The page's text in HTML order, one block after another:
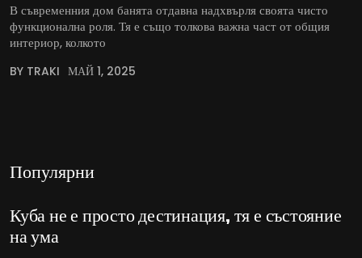
В съвременния дом банята отдавна надхвърля своята чисто
функционална роля. Тя е също толкова важна част от общия
интериор, колкото
BY TRAKI МАЙ 1, 2025
Популярни
Куба не е просто дестинация, тя е състояние
на ума